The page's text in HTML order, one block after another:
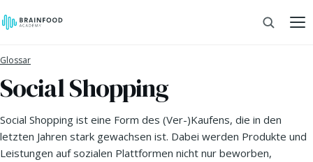
Glossar
Social Shopping
Social Shopping ist eine Form des (Ver-)Kaufens, die in den
letzten Jahren stark gewachsen ist. Dabei werden Produkte und
Leistungen auf sozialen Plattformen nicht nur beworben,